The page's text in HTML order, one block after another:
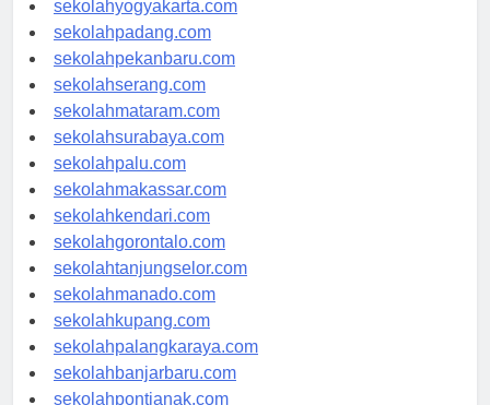
sekolahyogyakarta.com
sekolahpadang.com
sekolahpekanbaru.com
sekolahserang.com
sekolahmataram.com
sekolahsurabaya.com
sekolahpalu.com
sekolahmakassar.com
sekolahkendari.com
sekolahgorontalo.com
sekolahtanjungselor.com
sekolahmanado.com
sekolahkupang.com
sekolahpalangkaraya.com
sekolahbanjarbaru.com